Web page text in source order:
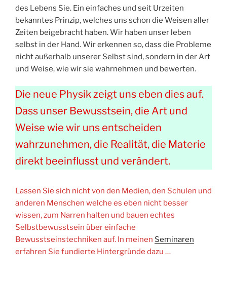
des Lebens Sie. Ein einfaches und seit Urzeiten
bekanntes Prinzip, welches uns schon die Weisen aller
Zeiten beigebracht haben. Wir haben unser leben
selbst in der Hand. Wir erkennen so, dass die Probleme
nicht außerhalb unserer Selbst sind, sondern in der Art
und Weise, wie wir sie wahrnehmen und bewerten.
Die neue Physik zeigt uns eben dies auf.
Dass unser Bewusstsein, die Art und
Weise wie wir uns entscheiden
wahrzunehmen, die Realität, die Materie
direkt beeinflusst und verändert.
Lassen Sie sich nicht von den Medien, den Schulen und
anderen Menschen welche es eben nicht besser
wissen, zum Narren halten und bauen echtes
Selbstbewusstsein über einfache
Bewusstseinstechniken auf. In meinen Seminaren
erfahren Sie fundierte Hintergründe dazu …